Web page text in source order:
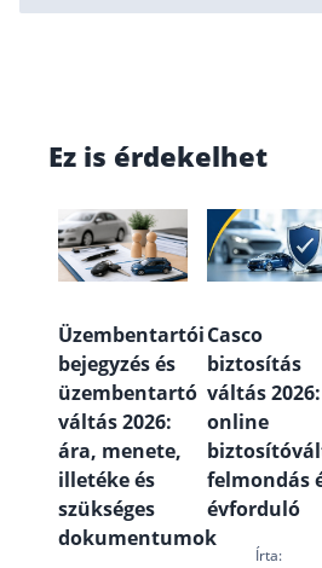
Ez is érdekelhet
Üzembentartói
bejegyzés és
üzembentartó
váltás 2026:
ára, menete,
illetéke és
szükséges
dokumentumok
Casco
biztosítás
váltás 2026:
online
felmondás
évforduló
Írta: